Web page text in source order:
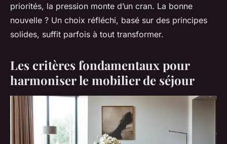
priorités, la pression monte d’un cran. La bonne
nouvelle ? Un choix réfléchi, basé sur des principes
solides, suffit parfois à tout transformer.
Les critères fondamentaux pour
harmoniser le mobilier de séjour